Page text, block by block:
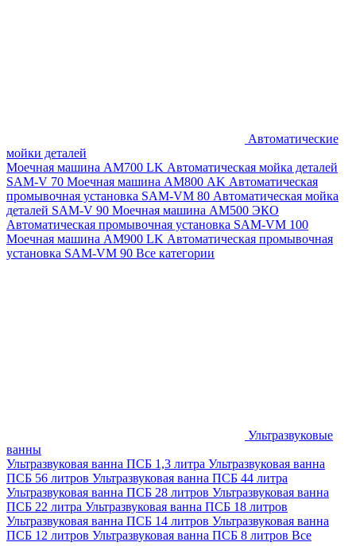
Автоматические
мойки деталей
Моечная машина AM700 LK Автоматическая мойка деталей
SAM-V 70 Моечная машина АМ800 AK Автоматическая
промывочная установка SAM-VM 80 Автоматическая мойка
деталей SAM-V 90 Моечная машина АМ500 ЭКО
Автоматическая промывочная установка SAM-VM 100
Моечная машина AM900 LK Автоматическая промывочная
установка SAM-VM 90 Все категории
Ультразвуковые
ванны
Ультразвуковая ванна ПСБ 1,3 литра Ультразвуковая ванна
ПСБ 56 литров Ультразвуковая ванна ПСБ 44 литра
Ультразвуковая ванна ПСБ 28 литров Ультразвуковая ванна
ПСБ 22 литра Ультразвуковая ванна ПСБ 18 литров
Ультразвуковая ванна ПСБ 14 литров Ультразвуковая ванна
ПСБ 12 литров Ультразвуковая ванна ПСБ 8 литров Все